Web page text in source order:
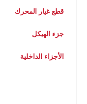
قطع غيار المحرك
جزء الهيكل
الأجزاء الداخلية